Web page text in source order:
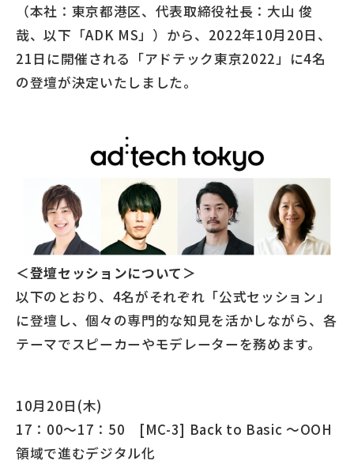
（本社：東京都港区、代表取締役社長：大山 俊
哉、以下「ADK MS」）から、2022年10月20日、
21日に開催される「アドテック東京2022」に4名
の登壇が決定いたしました。
＜登壇セッションについて＞
以下のとおり、4名がそれぞれ「公式セッション」
に登壇し、個々の専門的な知見を活かしながら、各
テーマでスピーカーやモデレーターを務めます。
10月20日(木)
17：00～17：50 [MC-3] Back to Basic ～OOH
領域で進むデジタル化